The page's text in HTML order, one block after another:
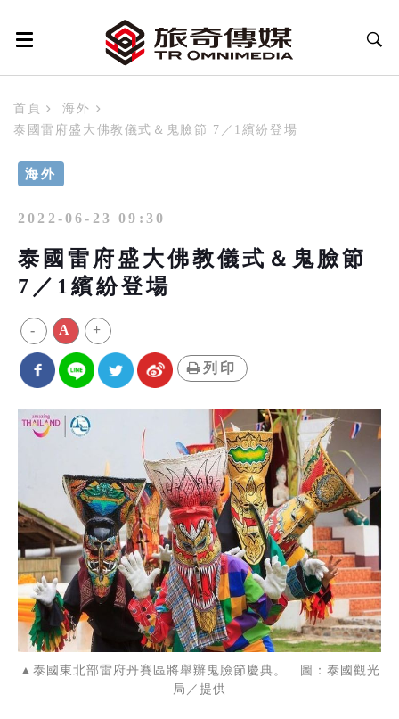
首頁
海外
泰國雷府盛大佛教儀式＆鬼臉節 7／1繽紛登場
海外
2022-06-23 09:30
泰國雷府盛大佛教儀式＆鬼臉節
7／1繽紛登場
- A +
列印
▲泰國東北部雷府丹賽區將舉辦鬼臉節慶典。 圖：泰國觀光
局／提供